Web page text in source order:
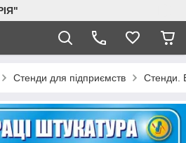
Стенди для підприємств Стенди.